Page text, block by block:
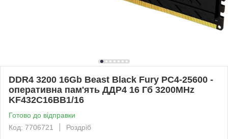
DDR4 3200 16Gb Beast Black Fury PC4-25600 -
оперативна пам'ять ДДР4 16 Гб 3200MHz
KF432C16BB1/16
Готово до відправки
Код: 7706721
Роздріб